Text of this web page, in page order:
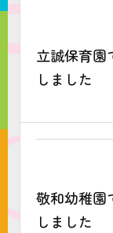
立誠保育園
しました
敬和幼稚園
しました